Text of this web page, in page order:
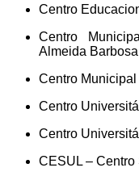
Centro
Centro
Almeida Barbosa
Centro
Centro
Centro
CESUL –